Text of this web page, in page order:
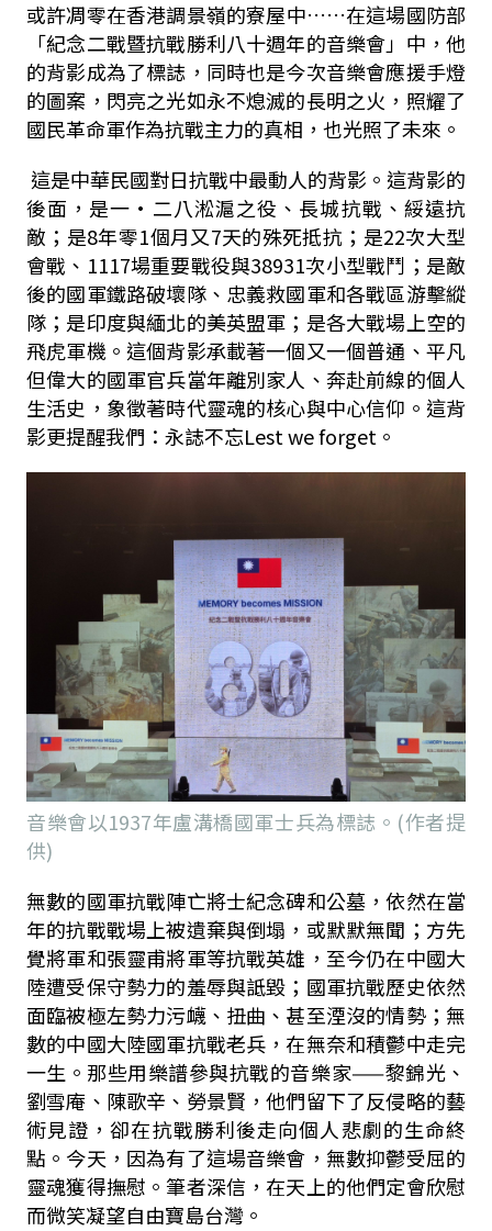
或許凋零在香港調景嶺的寮屋中……在這場國防部
「紀念二戰暨抗戰勝利八十週年的音樂會」中，他
的背影成為了標誌，同時也是今次音樂會應援手燈
的圖案，閃亮之光如永不熄滅的長明之火，照耀了
國民革命軍作為抗戰主力的真相，也光照了未來。
這是中華民國對日抗戰中最動人的背影。這背影的
後面，是一·二八淞滬之役、長城抗戰、綏遠抗
敵；是8年零1個月又7天的殊死抵抗；是22次大型
會戰、 1117場重要戰役與38931次小型戰鬥；是敵
後的國軍鐵路破壞隊、忠義救國軍和各戰區游擊縱
隊；是印度與緬北的美英盟軍；是各大戰場上空的
飛虎軍機。這個背影承載著一個又一個普通、平凡
但偉大的國軍官兵當年離別家人、奔赴前線的個人
生活史，象徵著時代靈魂的核心與中心信仰。這背
影更提醒我們：永誌不忘Lest we forget 。
音樂會以1937年盧溝橋國軍士兵為標誌。(作者提
供)
無數的國軍抗戰陣亡將士紀念碑和公墓，依然在當
年的抗戰戰場上被遺棄與倒塌，或默默無聞；方先
覺將軍和張靈甫將軍等抗戰英雄，至今仍在中國大
陸遭受保守勢力的羞辱與詆毀；國軍抗戰歷史依然
面臨被極左勢力污衊、扭曲、甚至湮沒的情勢；無
數的中國大陸國軍抗戰老兵，在無奈和積鬱中走完
一生。那些用樂譜參與抗戰的音樂家——黎錦光、
劉雪庵、陳歌辛、勞景賢，他們留下了反侵略的藝
術見證，卻在抗戰勝利後走向個人悲劇的生命終
點。今天，因為有了這場音樂會，無數抑鬱受屈的
靈魂獲得撫慰。筆者深信，在天上的他們定會欣慰
而微笑凝望自由寶島台灣。